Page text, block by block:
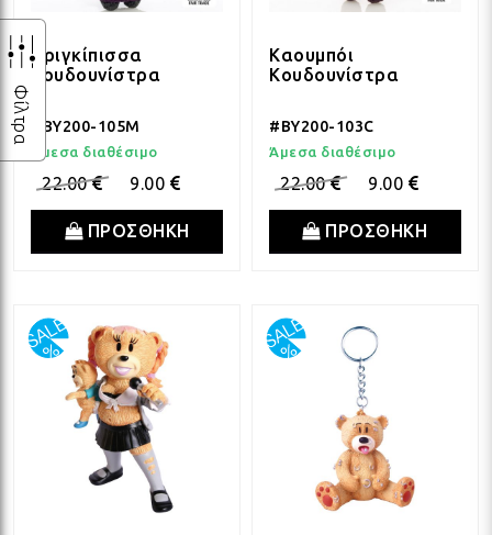
Φίλτρα
Πριγκίπισσα
Κουδουνίστρα
#BY200-105M
Άμεσα διαθέσιμο
22.00 9.00
ΠΡΟΣΘΗΚΗ
Καουμπόι
Κουδουνίστρα
#BY200-103C
Άμεσα διαθέσιμο
22.00 9.00
ΠΡΟΣΘΗΚΗ